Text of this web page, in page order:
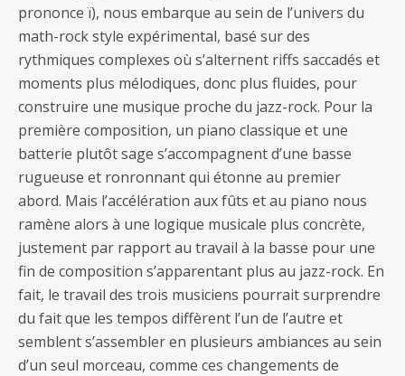
prononce ï), nous embarque au sein de l’univers du
math-rock style expérimental, basé sur des
rythmiques complexes où s’alternent riffs saccadés et
moments plus mélodiques, donc plus fluides, pour
construire une musique proche du jazz-rock. Pour la
première composition, un piano classique et une
batterie plutôt sage s’accompagnent d’une basse
rugueuse et ronronnant qui étonne au premier
abord. Mais l’accélération aux fûts et au piano nous
ramène alors à une logique musicale plus concrète,
justement par rapport au travail à la basse pour une
fin de composition s’apparentant plus au jazz-rock. En
fait, le travail des trois musiciens pourrait surprendre
du fait que les tempos diffèrent l’un de l’autre et
semblent s’assembler en plusieurs ambiances au sein
d’un seul morceau, comme ces changements de